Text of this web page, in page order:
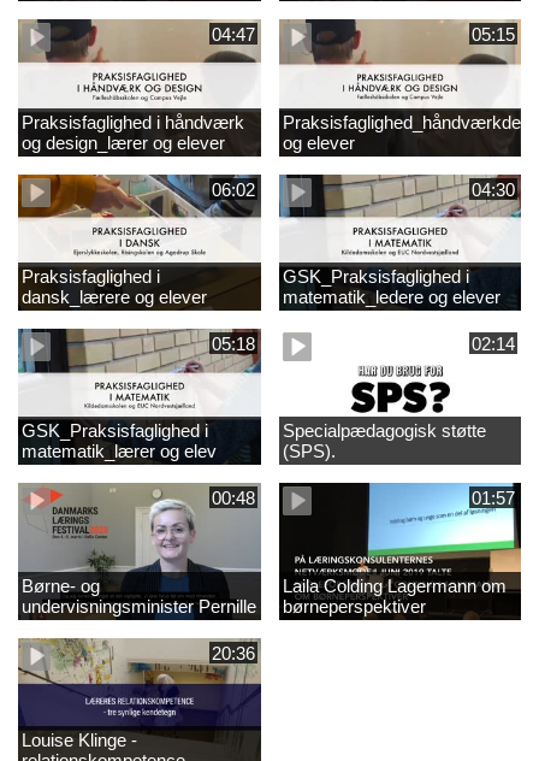
04:47
Praksisfaglighed i håndværk
og design_lærer og elever
05:15
og elever
06:02
Praksisfaglighed i
dansk_lærere og elever
04:30
GSK_Praksisfaglighed i
matematik_ledere og elever
05:18
GSK_Praksisfaglighed i
matematik_lærer og elev
02:14
Specialpædagogisk støtte
(SPS).
00:48
Børne- og
undervisningsminister Pernille
Rosenkrantz-Theil inviterer til
DKLF 2020
01:57
Laila Colding Lagermann om
børneperspektiver
20:36
Louise Klinge -